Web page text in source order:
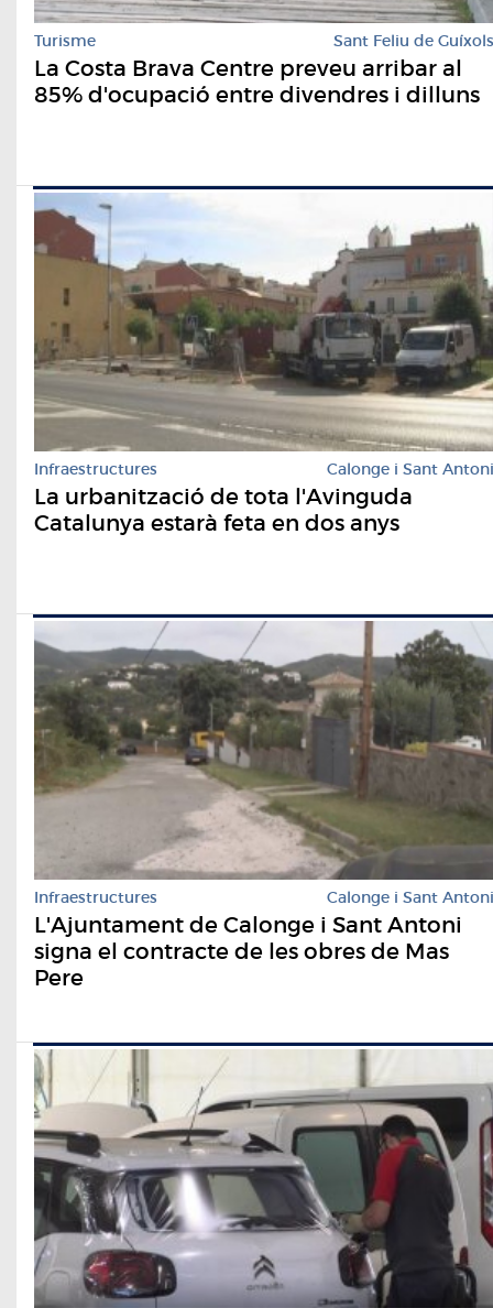
Turisme Sant Feliu de Guíxols
La Costa Brava Centre preveu arribar al
85% d'ocupació entre divendres i dilluns
Infraestructures Calonge i Sant Antoni
La urbanització de tota l'Avinguda
Catalunya estarà feta en dos anys
Infraestructures Calonge i Sant Antoni
L'Ajuntament de Calonge i Sant Antoni
signa el contracte de les obres de Mas
Pere